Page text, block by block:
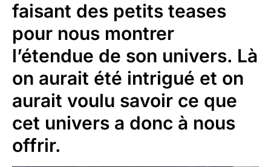
faisant des petits teases
pour nous montrer
l’étendue de son univers. Là
on aurait été intrigué et on
aurait voulu savoir ce que
cet univers a donc à nous
offrir.